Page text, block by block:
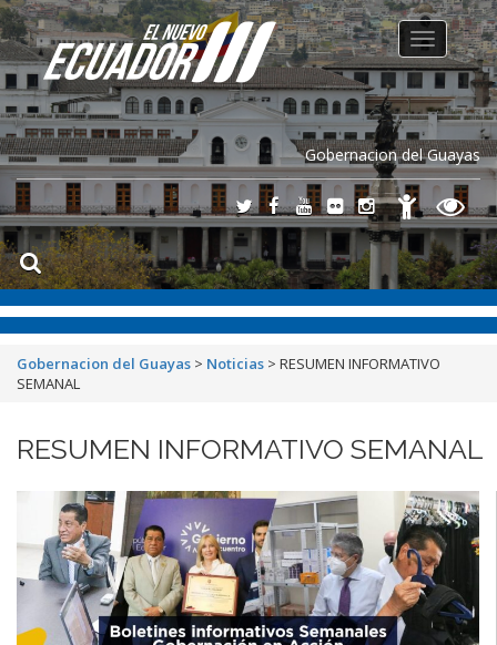
Gobernacion del Guayas
Toggle
navigation
Gobernacion del Guayas > Noticias > RESUMEN INFORMATIVO
SEMANAL
RESUMEN INFORMATIVO SEMANAL